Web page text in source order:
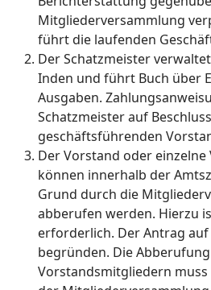
Mitgliederversammlung
führt die laufenden
Der Schatzmeister
Inden und führt Buch über
Ausgaben.
Schatzmeister auf
geschäftsführenden
Der Vorstand oder
können innerhalb der
Grund durch die
abberufen werden. Hierzu
erforderlich. Der Antrag
begründen. Die
Vorstandsmitgliedern